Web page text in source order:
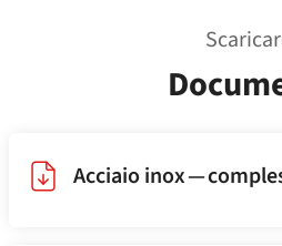
Acciaio inox —